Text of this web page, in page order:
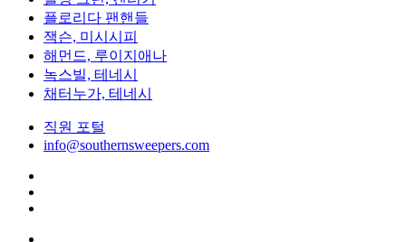
플로리다 팬핸들
잭슨, 미시시피
해먼드, 루이지애나
녹스빌, 테네시
채터누가, 테네시
직원 포털
info@southernsweepers.com